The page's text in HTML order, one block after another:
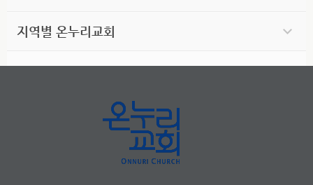
지역별 온누리교회